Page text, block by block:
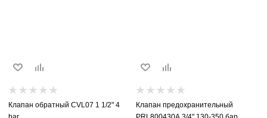
Клапан обратный CVL07 1 1/2" 4
Клапан предохранительный